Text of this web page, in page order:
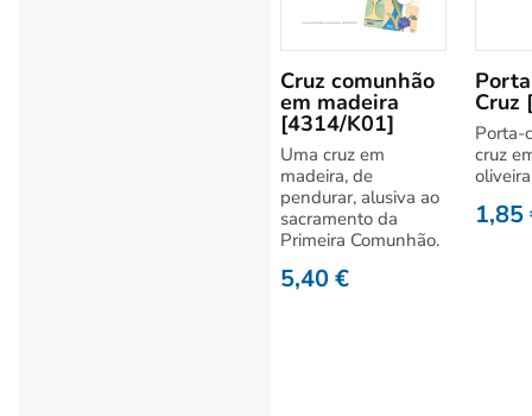
Cruz comunhão
em madeira
[4314/K01]
Uma cruz em
madeira, de
pendurar, alusiva ao
sacramento da
Primeira Comunhão.
5,40€
Cruz
Porta-
cruz
1,85